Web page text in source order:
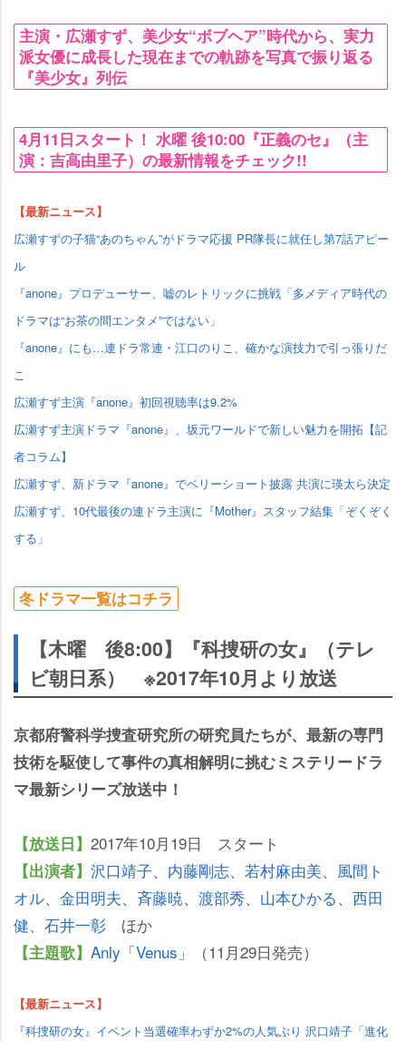
主演・広瀬すず、美少女“ボブヘア”時代から、実力
派女優に成長した現在までの軌跡を写真で振り返る
『美少女』列伝
4月11日スタート！ 水曜 後10:00『正義のセ』（主
演：吉高由里子）の最新情報をチェック!!
【最新ニュース】
広瀬すずの子猫“あのちゃん”がドラマ応援 PR隊長に就任し第7話アピー
ル
『anone』プロデューサー、嘘のレトリックに挑戦「多メディア時代の
ドラマは“お茶の間エンタメ”ではない」
『anone』にも…連ドラ常連・江口のりこ、確かな演技力で引っ張りだ
こ
広瀬すず主演『anone』初回視聴率は9.2%
広瀬すず主演ドラマ『anone』、坂元ワールドで新しい魅力を開拓【記
者コラム】
広瀬すず、新ドラマ『anone』でベリーショート披露 共演に瑛太ら決定
広瀬すず、10代最後の連ドラ主演に『Mother』スタッフ結集「ぞくぞく
する」
冬ドラマ一覧はコチラ
【木曜 後8:00】『科捜研の女』（テレ
ビ朝日系） ※2017年10月より放送
京都府警科学捜査研究所の研究員たちが、最新の専門
技術を駆使して事件の真相解明に挑むミステリードラ
マ最新シリーズ放送中！
【放送日】 2017年10月19日 スタート
【出演者】 沢口靖子、 内藤剛志、 若村麻由美、 風間ト
オル、 金田明夫、 斉藤暁、 渡部秀、 山本ひかる、 西田
健、 石井一彰 ほか
【主題歌】 Anly 「Venus 」（11月29日発売）
【最新ニュース】
『科捜研の女』イベント当選確率わずか2%の人気ぶり 沢口靖子「進化